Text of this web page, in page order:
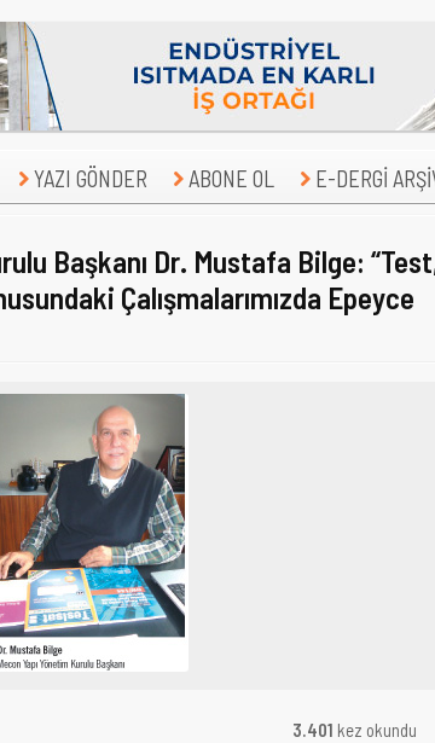
YAZI GÖNDER ABONE OL E-DERGİ
Başkanı Dr. Mustafa Bilge:
Çalışmalarımızda Epeyce
3.401 kez okundu